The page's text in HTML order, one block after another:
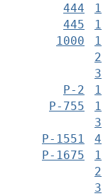
444
1
445
1
1000
1
2
3
Р-2
1
Р-755
1
3
Р-1551
4
Р-1675
1
2
3